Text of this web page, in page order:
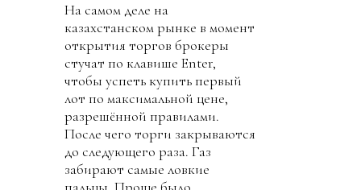
На самом деле на
казахстанском рынке в момент
открытия торгов брокеры
стучат по клавише Enter,
чтобы успеть купить первый
лот по максимальной цене,
разрешённой правилами.
После чего торги закрываются
до следующего раза. Газ
забирают самые ловкие